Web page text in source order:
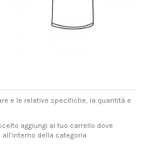
e le relative specifiche, la quantità e
aggiungi al tuo carrello dove
della categoria